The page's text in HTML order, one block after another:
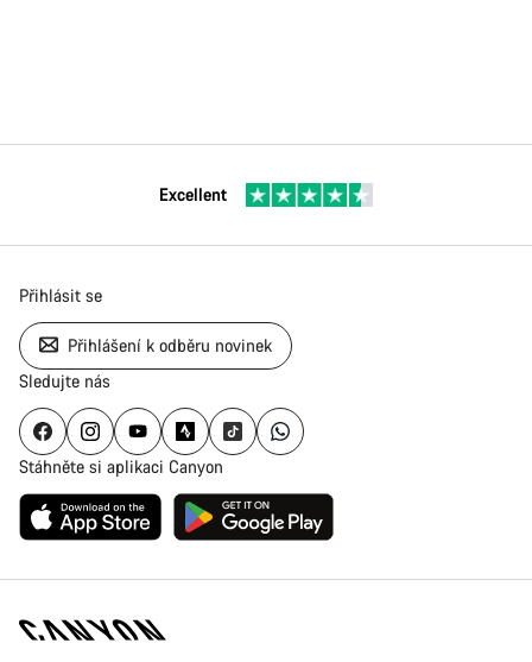
Excellent
Přihlásit se
Přihlášení k odběru novinek
Sledujte nás
Stáhněte si aplikaci Canyon